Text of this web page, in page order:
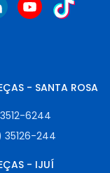
- SANTA ROSA
6244
35126-244
- IJUÍ